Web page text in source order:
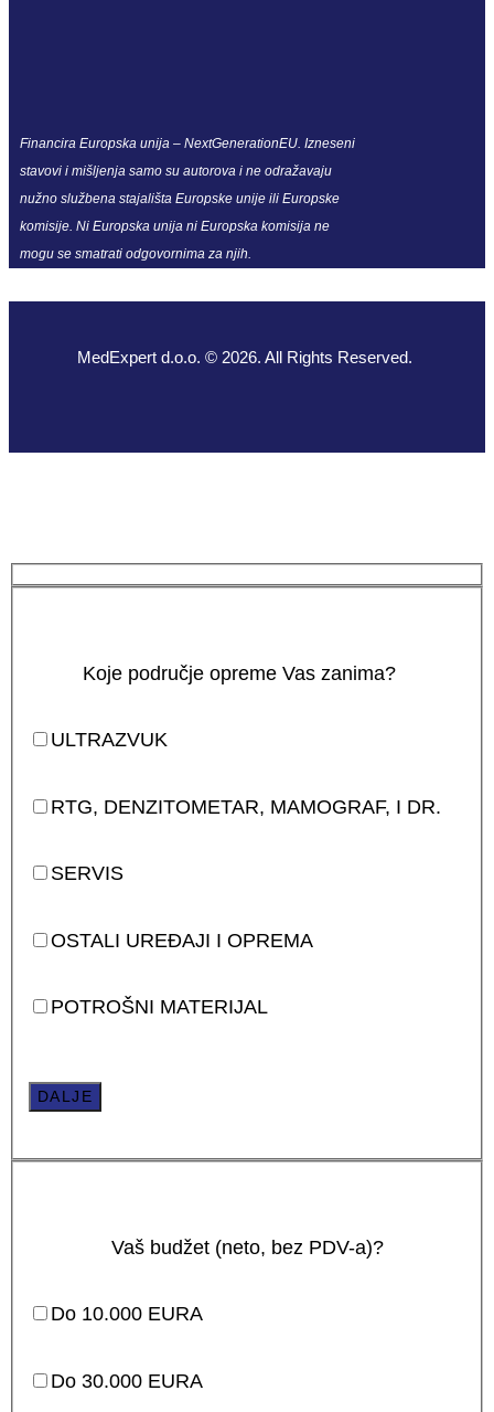
Financira Europska unija – NextGenerationEU. Izneseni
stavovi i mišljenja samo su autorova i ne odražavaju
nužno službena stajališta Europske unije ili Europske
komisije. Ni Europska unija ni Europska komisija ne
mogu se smatrati odgovornima za njih.
MedExpert d.o.o. © 2026. All Rights Reserved.
Koje područje opreme Vas zanima?
ULTRAZVUK
RTG, DENZITOMETAR, MAMOGRAF, I DR.
SERVIS
OSTALI UREĐAJI I OPREMA
POTROŠNI MATERIJAL
DALJE
Vaš budžet (neto, bez PDV-a)?
Do 10.000 EURA
Do 30.000 EURA